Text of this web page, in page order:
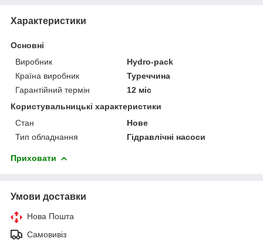
Характеристики
Основні
Виробник
Hydro-pack
Країна виробник
Туреччина
Гарантійний термін
12 міс
Користувальницькі характеристики
Стан
Нове
Тип обладнання
Гідравлічні насоси
Приховати
Умови доставки
Нова Пошта
Самовивіз